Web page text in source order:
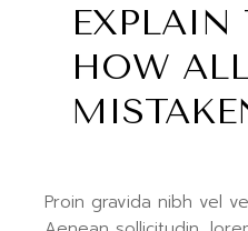
EXPLAIN
HOW
Proin gravida nibh vel